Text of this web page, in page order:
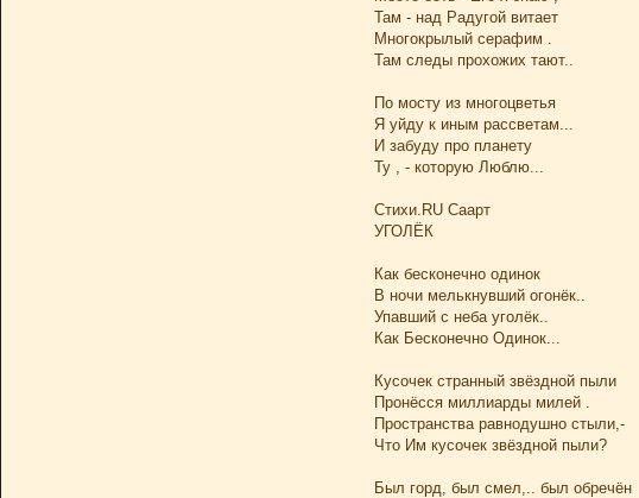
Там - над Радугой витает
Многокрылый серафим .
Там следы прохожих тают..
По мосту из многоцветья
Я уйду к иным рассветам...
И забуду про планету
Ту , - которую Люблю...
Стихи.RU Саарт
УГОЛЁК
Как бесконечно одинок
В ночи мелькнувший огонёк..
Упавший с неба уголёк..
Как Бесконечно Одинок...
Кусочек странный звёздной пыли
Пронёсся миллиарды милей .
Пространства равнодушно стыли,-
Что Им кусочек звёздной пыли?
Был горд, был смел,.. был обречён